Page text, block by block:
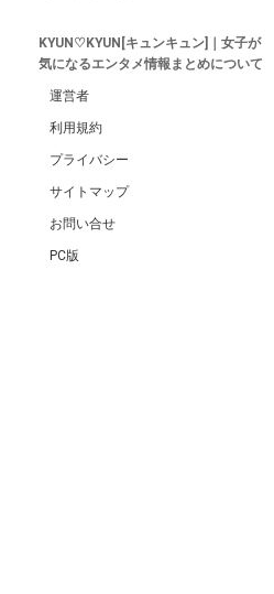
KYUN♡KYUN[キュンキュン]｜女子が
気になるエンタメ情報まとめについて
運営者
利用規約
プライバシー
サイトマップ
お問い合せ
PC版